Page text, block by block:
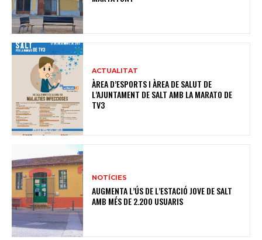
ACTUALITAT
ÀREA D’ESPORTS I ÀREA DE SALUT DE
L’AJUNTAMENT DE SALT AMB LA MARATO DE
TV3
NOTÍCIES
AUGMENTA L’ÚS DE L’ESTACIÓ JOVE DE SALT
AMB MÉS DE 2.200 USUARIS